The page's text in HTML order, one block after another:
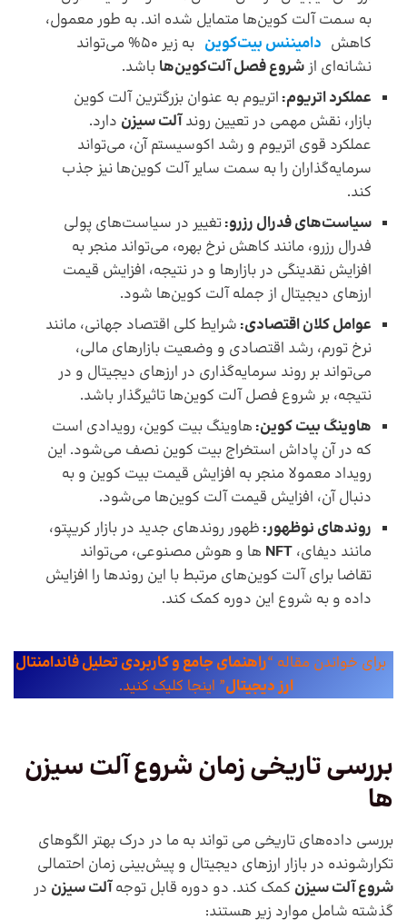
به سمت آلت کوین‌ها متمایل شده اند. به طور معمول،
کاهش دامیننس بیت‌کوین
به زیر 50% می‌تواند
نشانه‌ای ازشروع فصل آلت‌کوین‌ها باشد.
عملکرد اتریوم: اتریوم به عنوان بزرگترین آلت کوین
بازار، نقش مهمی در تعیین روندآلت سیزن دارد.
عملکرد قوی اتریوم و رشد اکوسیستم آن، می‌تواند
سرمایه‌گذاران را به سمت سایر آلت کوین‌ها نیز جذب
کند.
سیاست‌های فدرال رزرو:تغییر در سیاست‌های پولی
فدرال رزرو، مانند کاهش نرخ بهره، می‌تواند منجر به
افزایش نقدینگی در بازارها و در نتیجه، افزایش قیمت
ارزهای دیجیتال از جمله آلت کوین‌ها شود.
عوامل کلان اقتصادی: شرایط کلی اقتصاد جهانی، مانند
نرخ تورم، رشد اقتصادی و وضعیت بازارهای مالی،
می‌‌تواند بر روند سرمایه‌گذاری در ارزهای دیجیتال و در
نتیجه، بر شروع فصل آلت کوین‌ها تاثیرگذار باشد.
هاوینگ بیت کوین: هاوینگ بیت کوین، رویدادی است
که در آن پاداش استخراج بیت کوین نصف می‌شود. این
رویداد معمولا منجر به افزایش قیمت بیت کوین و به
دنبال آن، افزایش قیمت آلت کوین‌ها می‌شود.
روندهای نوظهور: ظهور روندهای جدید در بازار کریپتو،
مانند دیفای، NFT ها و هوش مصنوعی، می‌تواند
تقاضا برای آلت کوین‌های مرتبط با این روندها را افزایش
داده و به شروع این دوره کمک کند.
برای خواندن مقاله “راهنمای جامع و کاربردی تحلیل فاندامنتال
ارز دیجیتال” اینجا کلیک کنید.
بررسی تاریخی زمان شروع آلت سیزن
ها
بررسی داده‌های تاریخی می تواند به ما در درک بهتر الگوهای
تکرارشونده در بازار ارزهای دیجیتال و پیش‌بینی زمان احتمالی
شروع آلت سیزن کمک کند. دو دوره قابل توجهآلت سیزن در
گذشته شامل موارد زیر هستند: